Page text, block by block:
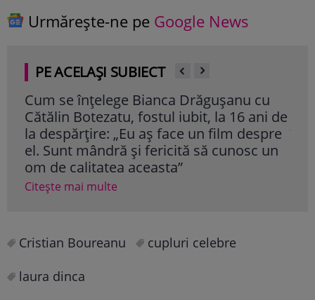
Urmărește-ne pe Google News
PE ACELAȘI SUBIECT
Cum se înțelege Bianca Drăgușanu cu
Cătălin Botezatu, fostul iubit, la 16 ani de
la despărțire: „Eu aș face un film despre
el. Sunt mândră și fericită să cunosc un
om de calitatea aceasta”
Citește mai multe
Cristian Boureanu
cupluri celebre
laura dinca